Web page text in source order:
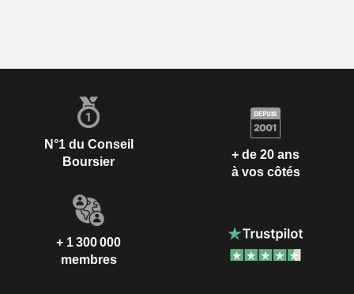
N°1 du Conseil
Boursier
+ de 20 ans
à vos côtés
+ 1 300 000
membres